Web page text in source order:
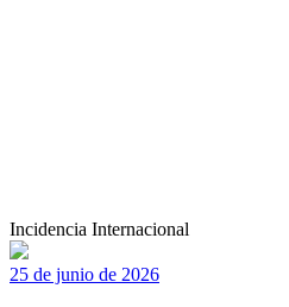
Incidencia Internacional
25 de junio de 2026